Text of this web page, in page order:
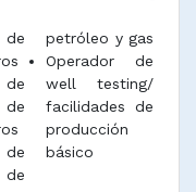
de
de
petróleo y gas
Operador de
well testing/
facilidades de
producción
básico